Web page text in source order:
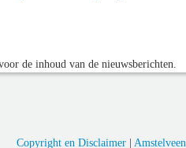
de inhoud van de nieuwsberichten.
Copyright en Disclaimer| Amstelveen